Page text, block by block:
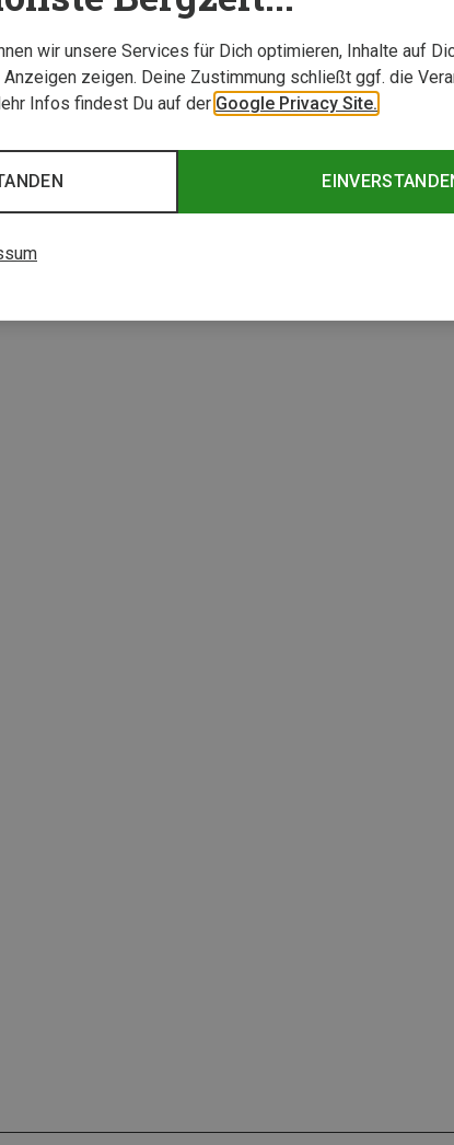
wir unsere Services für Dich optimieren, Inhalte auf
zeigen. Deine Zustimmung schließt ggf. die
Infos findest Du auf der Google Privacy Site.